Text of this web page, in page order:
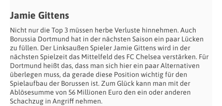
Jamie Gittens
Nicht nur die Top 3 müssen herbe Verluste hinnehmen. Auch
Borussia Dortmund hat in der nächsten Saison ein paar Lücken
zu füllen. Der Linksaußen Spieler Jamie Gittens wird in der
nächsten Spielzeit das Mittelfeld des FC Chelsea verstärken. Für
Dortmund heißt das, dass man sich hier ein paar Alternativen
überlegen muss, da gerade diese Position wichtig für den
Spielaufbau der Borussen ist. Zum Glück kann man mit der
Ablösesumme von 56 Millionen Euro den ein oder anderen
Schachzug in Angriff nehmen.